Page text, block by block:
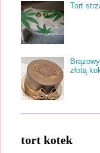
Tort
złotą
tort kotek